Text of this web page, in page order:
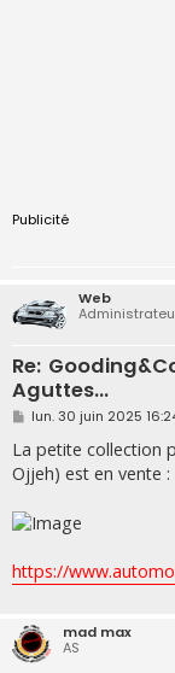
Publicité
Web
Re:
Aguttes...
M
s
s
a
e
lun. 30 juin 2025
La petite collection
Ojjeh) est en vente :
https://
mad max
AS